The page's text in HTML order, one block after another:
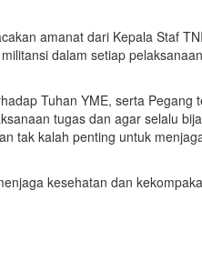
amanat dari Kepala Staf
dalam setiap
Tuhan YME, serta
tugas dan agar selalu
tak kalah penting untuk
kesehatan dan